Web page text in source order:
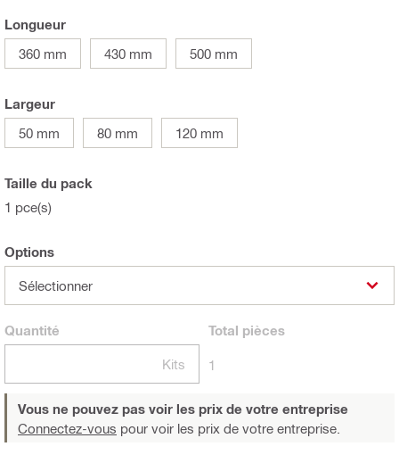
Longueur
360 mm
430 mm 500 mm
Largeur
50 mm
80 mm 120 mm
Taille du pack
1 pce(s)
Options
Sélectionner
Quantité
Kits
Total pièces
1
Vous ne pouvez pas voir les prix de votre entreprise
Connectez-vous pour voir les prix de votre entreprise.